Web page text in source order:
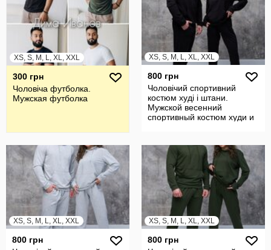
XS, S, M, L, XL, XXL
300 грн
Чоловіча футболка.
Мужская футболка
XS, S, M, L, XL, XXL
800 грн
Чоловічий спортивний
костюм худі і штани.
Мужской весенний
спортивный костюм худи и
XS, S, M, L, XL, XXL
800 грн
XS, S, M, L, XL, XXL
800 грн